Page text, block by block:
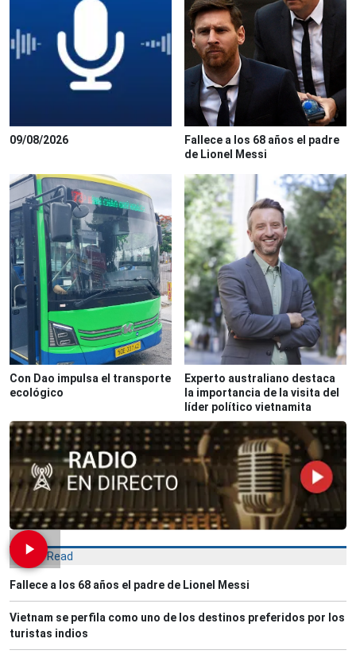
09/08/2026
Fallece a los 68 años el padre
de Lionel Messi
Con Dao impulsa el transporte
ecológico
Experto australiano destaca
la importancia de la visita del
líder político vietnamita
Most Read
Fallece a los 68 años el padre de Lionel Messi
Vietnam se perfila como uno de los destinos preferidos por los
turistas indios